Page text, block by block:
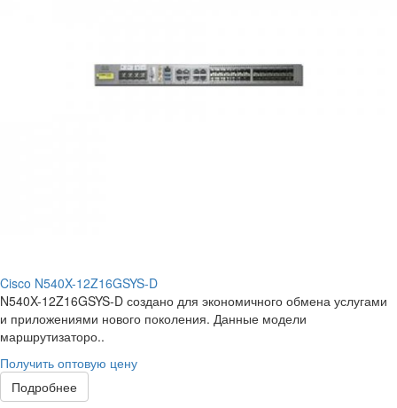
Cisco N540X-12Z16GSYS-D
N540X-12Z16GSYS-D создано для экономичного обмена услугами
и приложениями нового поколения. Данные модели
маршрутизаторо..
Получить оптовую цену
Подробнее